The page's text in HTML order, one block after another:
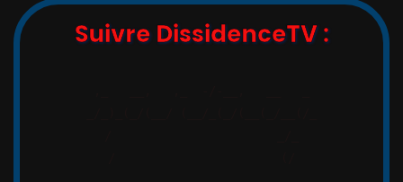
Suivre DissidenceTV :